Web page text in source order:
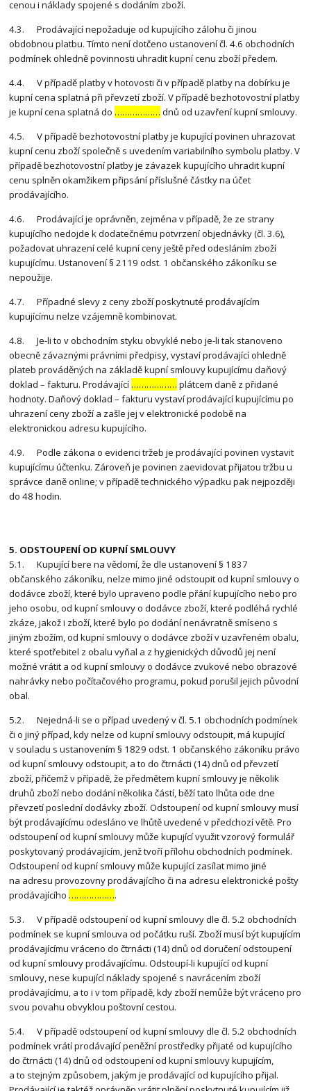
cenou i náklady spojené s dodáním zboží.
4.3. Prodávající nepožaduje od kupujícího zálohu či jinou
obdobnou platbu. Tímto není dotčeno ustanovení čl. 4.6 obchodních
podmínek ohledně povinnosti uhradit kupní cenu zboží předem.
4.4. V případě platby v hotovosti či v případě platby na dobírku je
kupní cena splatná při převzetí zboží. V případě bezhotovostní platby
je kupní cena splatná do ……………… dnů od uzavření kupní smlouvy.
4.5. V případě bezhotovostní platby je kupující povinen uhrazovat
kupní cenu zboží společně s uvedením variabilního symbolu platby. V
případě bezhotovostní platby je závazek kupujícího uhradit kupní
cenu splněn okamžikem připsání příslušné částky na účet
prodávajícího.
4.6. Prodávající je oprávněn, zejména v případě, že ze strany
kupujícího nedojde k dodatečnému potvrzení objednávky (čl. 3.6),
požadovat uhrazení celé kupní ceny ještě před odesláním zboží
kupujícímu. Ustanovení § 2119 odst. 1 občanského zákoníku se
nepoužije.
4.7. Případné slevy z ceny zboží poskytnuté prodávajícím
kupujícímu nelze vzájemně kombinovat.
4.8. Je-li to v obchodním styku obvyklé nebo je-li tak stanoveno
obecně závaznými právními předpisy, vystaví prodávající ohledně
plateb prováděných na základě kupní smlouvy kupujícímu daňový
doklad – fakturu. Prodávající ……………… plátcem daně z přidané
hodnoty. Daňový doklad – fakturu vystaví prodávající kupujícímu po
uhrazení ceny zboží a zašle jej v elektronické podobě na
elektronickou adresu kupujícího.
4.9. Podle zákona o evidenci tržeb je prodávající povinen vystavit
kupujícímu účtenku. Zároveň je povinen zaevidovat přijatou tržbu u
správce daně online; v případě technického výpadku pak nejpozději
do 48 hodin.
5. ODSTOUPENÍ OD KUPNÍ SMLOUVY
5.1. Kupující bere na vědomí, že dle ustanovení § 1837
občanského zákoníku, nelze mimo jiné odstoupit od kupní smlouvy o
dodávce zboží, které bylo upraveno podle přání kupujícího nebo pro
jeho osobu, od kupní smlouvy o dodávce zboží, které podléhá rychlé
zkáze, jakož i zboží, které bylo po dodání nenávratně smíseno s
jiným zbožím, od kupní smlouvy o dodávce zboží v uzavřeném obalu,
které spotřebitel z obalu vyňal a z hygienických důvodů jej není
možné vrátit a od kupní smlouvy o dodávce zvukové nebo obrazové
nahrávky nebo počítačového programu, pokud porušil jejich původní
obal.
5.2. Nejedná-li se o případ uvedený v čl. 5.1 obchodních podmínek
či o jiný případ, kdy nelze od kupní smlouvy odstoupit, má kupující
v souladu s ustanovením § 1829 odst. 1 občanského zákoníku právo
od kupní smlouvy odstoupit, a to do čtrnácti (14) dnů od převzetí
zboží, přičemž v případě, že předmětem kupní smlouvy je několik
druhů zboží nebo dodání několika částí, běží tato lhůta ode dne
převzetí poslední dodávky zboží. Odstoupení od kupní smlouvy musí
být prodávajícímu odesláno ve lhůtě uvedené v předchozí větě. Pro
odstoupení od kupní smlouvy může kupující využit vzorový formulář
poskytovaný prodávajícím, jenž tvoří přílohu obchodních podmínek.
Odstoupení od kupní smlouvy může kupující zasílat mimo jiné
na adresu provozovny prodávajícího či na adresu elektronické pošty
prodávajícího ……………….
5.3. V případě odstoupení od kupní smlouvy dle čl. 5.2 obchodních
podmínek se kupní smlouva od počátku ruší. Zboží musí být kupujícím
prodávajícímu vráceno do čtrnácti (14) dnů od doručení odstoupení
od kupní smlouvy prodávajícímu. Odstoupí-li kupující od kupní
smlouvy, nese kupující náklady spojené s navrácením zboží
prodávajícímu, a to i v tom případě, kdy zboží nemůže být vráceno pro
svou povahu obvyklou poštovní cestou.
5.4. V případě odstoupení od kupní smlouvy dle čl. 5.2 obchodních
podmínek vrátí prodávající peněžní prostředky přijaté od kupujícího
do čtrnácti (14) dnů od odstoupení od kupní smlouvy kupujícím,
a to stejným způsobem, jakým je prodávající od kupujícího přijal.